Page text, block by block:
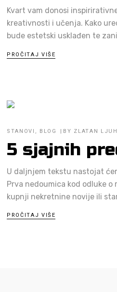
Kvart vam donosi
kreativnosti i učenja. Kako
bude estetski usklađen te
PROČITAJ VIŠE
STANOVI BLOG BY ZLATAN
5 sjajnih
U daljnjem tekstu nastojat
Prva nedoumica kod odluke
kupnji nekretnine novije ili
PROČITAJ VIŠE